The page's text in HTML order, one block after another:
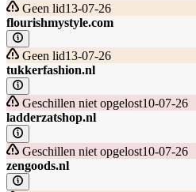
Geen lid13-07-26
flourishmystyle.com
Geen lid13-07-26
tukkerfashion.nl
Geschillen niet opgelost10-07-26
ladderzatshop.nl
Geschillen niet opgelost10-07-26
zengoods.nl